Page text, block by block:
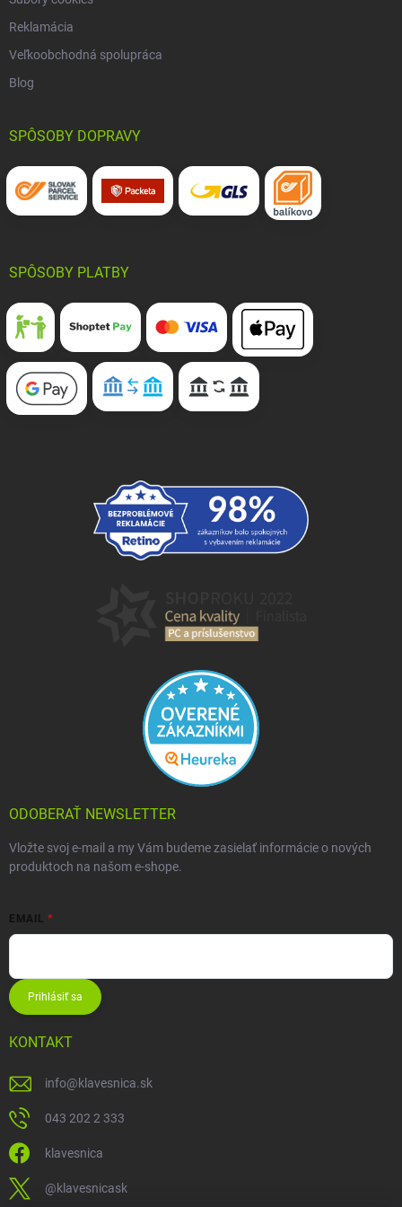
Reklamácia
Veľkoobchodná spolupráca
Blog
SPÔSOBY DOPRAVY
SPÔSOBY PLATBY
ODOBERAŤ NEWSLETTER
Vložte svoj e-mail a my Vám budeme zasielať informácie o nových
produktoch na našom e-shope.
EMAIL
Prihlásiť sa
KONTAKT
info@klavesnica.sk
043 202 2 333
klavesnica
@klavesnicask